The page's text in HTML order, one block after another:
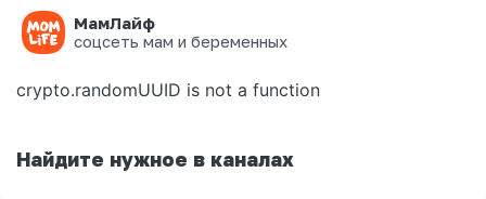
МамЛайф
соцсеть мам и беременных
Ошибка на странице
crypto.randomUUID is not a function
Найдите нужное в каналах